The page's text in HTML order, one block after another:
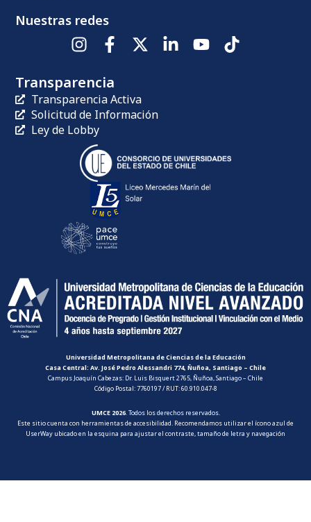
Contáctanos
Admisión
contacto@umce.cl
Nuestras redes
Transparencia
Transparencia Activa
Solicitud de Información
Ley de Lobby
Campus Joaquín Cabezas: Dr. Luis Bisquert 2765, Ñuñoa, Santiago – Chile